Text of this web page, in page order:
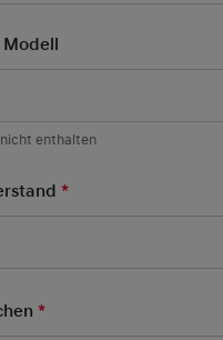
enthalten
*Pflichtfeld
*Pflichtfeld